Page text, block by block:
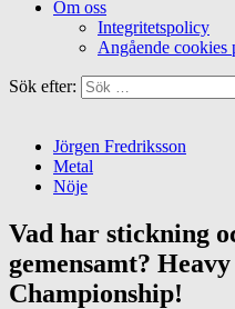
Om oss
Integritetspolicy
Angående cookies
Sök efter:
Jörgen Fredriksson
Metal
Nöje
Vad har stickning
gemensamt?
Championship!